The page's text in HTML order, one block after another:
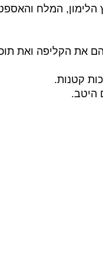
הלימון, המלח
את הקליפה ואת
קטנות.
היטב.